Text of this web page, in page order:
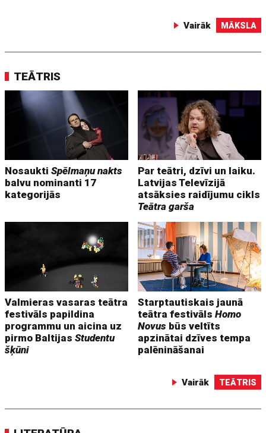
Vairāk MĀKSLA
TEĀTRIS
NosauktiSpēlmaņu nakts
balvu nominanti 17
kategorijās
Par teātri, dzīvi un laiku.
Latvijas Televīzijā
atsāksies raidījumu cikls
Teātra garša
Valmieras vasaras teātra
festivāls papildina
programmu un aicina uz
pirmo BaltijasStudentu
šķūni
Starptautiskais jaunā
teātra festivālsHomo
Novus būs veltīts
apzinātai dzīves tempa
palēnināšanai
Vairāk TEĀTRIS